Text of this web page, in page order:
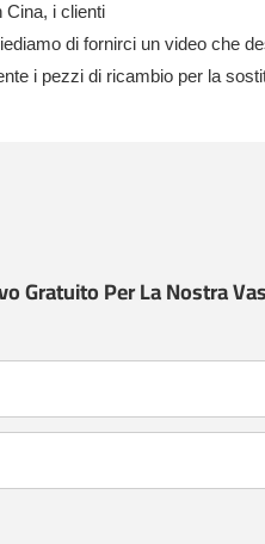
Cina, i clienti
di fornirci un video che
i pezzi di ricambio per la
Gratuito Per La Nostra